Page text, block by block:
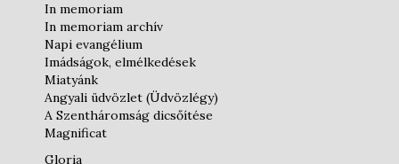
In memoriam
In memoriam archív
Napi evangélium
Imádságok, elmélkedések
Miatyánk
Angyali üdvözlet (Üdvözlégy)
A Szentháromság dicsőítése
Magnificat
Gloria